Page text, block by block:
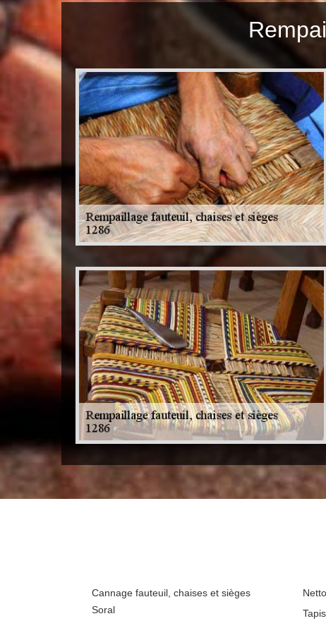
Cannage fauteuil, chaises et sièges
Soral